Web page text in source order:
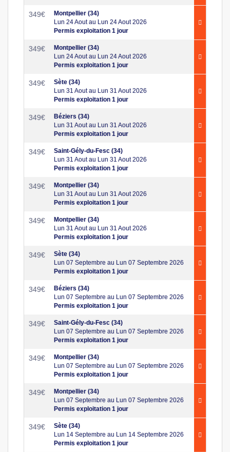
349€
Montpellier (34)
Lun 24 Aout au Lun 24 Aout 2026
Permis exploitation 1 jour
349€
Montpellier (34)
Lun 24 Aout au Lun 24 Aout 2026
Permis exploitation 1 jour
349€
Sète (34)
Lun 31 Aout au Lun 31 Aout 2026
Permis exploitation 1 jour
349€
Béziers (34)
Lun 31 Aout au Lun 31 Aout 2026
Permis exploitation 1 jour
349€
Saint-Gély-du-Fesc (34)
Lun 31 Aout au Lun 31 Aout 2026
Permis exploitation 1 jour
349€
Montpellier (34)
Lun 31 Aout au Lun 31 Aout 2026
Permis exploitation 1 jour
349€
Montpellier (34)
Lun 31 Aout au Lun 31 Aout 2026
Permis exploitation 1 jour
349€
Sète (34)
Lun 07 Septembre au Lun 07 Septembre 2026
Permis exploitation 1 jour
349€
Béziers (34)
Lun 07 Septembre au Lun 07 Septembre 2026
Permis exploitation 1 jour
349€
Saint-Gély-du-Fesc (34)
Lun 07 Septembre au Lun 07 Septembre 2026
Permis exploitation 1 jour
349€
Montpellier (34)
Lun 07 Septembre au Lun 07 Septembre 2026
Permis exploitation 1 jour
349€
Montpellier (34)
Lun 07 Septembre au Lun 07 Septembre 2026
Permis exploitation 1 jour
349€
Sète (34)
Lun 14 Septembre au Lun 14 Septembre 2026
Permis exploitation 1 jour